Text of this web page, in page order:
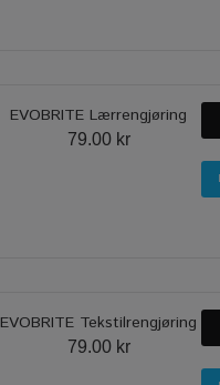
EVOBRITE Lærrengjøring
79.00 kr
EVOBRITE Tekstilrengjøring
79.00 kr